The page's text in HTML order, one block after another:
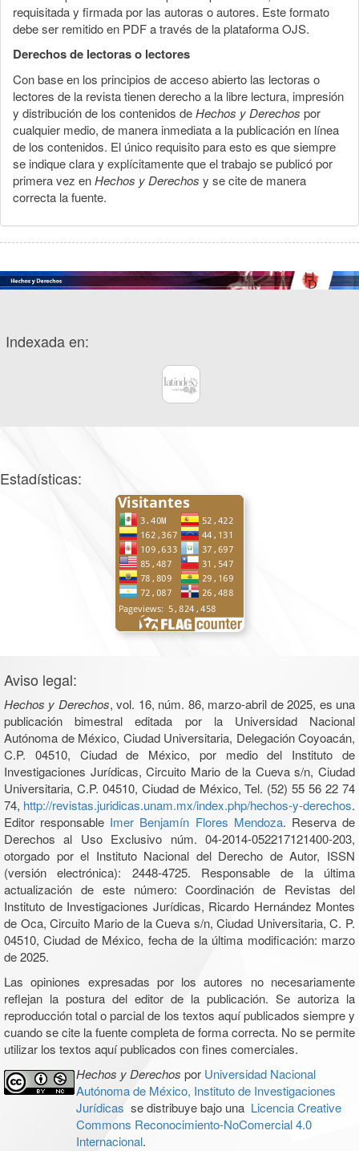
requisitada y firmada por las autoras o autores. Este formato
debe ser remitido en PDF a través de la plataforma OJS.
Derechos de lectoras o lectores
Con base en los principios de acceso abierto las lectoras o
lectores de la revista tienen derecho a la libre lectura, impresión
y distribución de los contenidos deHechos y Derechos por
cualquier medio, de manera inmediata a la publicación en línea
de los contenidos. El único requisito para esto es que siempre
se indique clara y explícitamente que el trabajo se publicó por
primera vez enHechos y Derechos y se cite de manera
correcta la fuente.
Indexada en:
Estadísticas:
Aviso legal:
Hechos y Derechos, vol. 16, núm. 86, marzo-abril de 2025, es una
publicación bimestral editada por la Universidad Nacional
Autónoma de México, Ciudad Universitaria, Delegación Coyoacán,
C.P. 04510, Ciudad de México, por medio del Instituto de
Investigaciones Jurídicas, Circuito Mario de la Cueva s/n, Ciudad
Universitaria, C.P. 04510, Ciudad de México, Tel. (52) 55 56 22 74
74, http://revistas.juridicas.unam.mx/index.php/hechos-y-derechos.
Editor responsable Imer Benjamín Flores Mendoza. Reserva de
Derechos al Uso Exclusivo núm. 04-2014-052217121400-203,
otorgado por el Instituto Nacional del Derecho de Autor, ISSN
(versión electrónica): 2448-4725. Responsable de la última
actualización de este número: Coordinación de Revistas del
Instituto de Investigaciones Jurídicas, Ricardo Hernández Montes
de Oca, Circuito Mario de la Cueva s/n, Ciudad Universitaria, C. P.
04510, Ciudad de México, fecha de la última modificación: marzo
de 2025.
Las opiniones expresadas por los autores no necesariamente
reflejan la postura del editor de la publicación. Se autoriza la
reproducción total o parcial de los textos aquí publicados siempre y
cuando se cite la fuente completa de forma correcta. No se permite
utilizar los textos aquí publicados con fines comerciales.
Hechos y Derechos por Universidad Nacional
Autónoma de México, Instituto de Investigaciones
Jurídicas se distribuye bajo una Licencia Creative
Commons Reconocimiento-NoComercial 4.0
Internacional.